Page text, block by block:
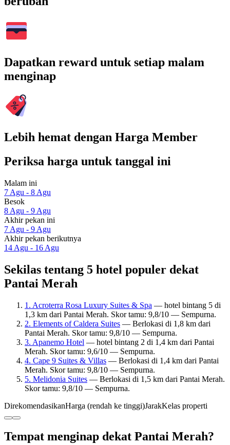
Dapatkan reward untuk setiap malam
menginap
Lebih hemat dengan Harga Member
Periksa harga untuk tanggal ini
Malam ini
7 Agu - 8 Agu
Besok
8 Agu - 9 Agu
Akhir pekan ini
7 Agu - 9 Agu
Akhir pekan berikutnya
14 Agu - 16 Agu
Sekilas tentang 5 hotel populer dekat
Pantai Merah
1. Acroterra Rosa Luxury Suites & Spa — hotel bintang 5 di
1,3 km dari Pantai Merah. Skor tamu: 9,8/10 — Sempurna.
2. Elements of Caldera Suites — Berlokasi di 1,8 km dari
Pantai Merah. Skor tamu: 9,8/10 — Sempurna.
3. Apanemo Hotel — hotel bintang 2 di 1,4 km dari Pantai
Merah. Skor tamu: 9,6/10 — Sempurna.
4. Cape 9 Suites & Villas — Berlokasi di 1,4 km dari Pantai
Merah. Skor tamu: 9,8/10 — Sempurna.
5. Melidonia Suites — Berlokasi di 1,5 km dari Pantai Merah.
Skor tamu: 9,8/10 — Sempurna.
DirekomendasikanHarga (rendah ke tinggi)JarakKelas properti
Tempat menginap dekat Pantai Merah?